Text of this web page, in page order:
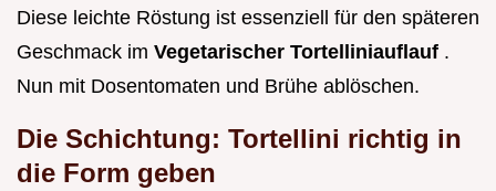
Diese leichte Röstung ist essenziell für den späteren
Geschmack im Vegetarischer Tortelliniauflauf .
Nun mit Dosentomaten und Brühe ablöschen.
Die Schichtung: Tortellini richtig in
die Form geben